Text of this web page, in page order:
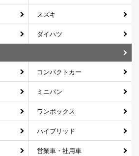
スズキ
ダイハツ
コンパクトカー
ミニバン
ワンボックス
ハイブリッド
営業車・社用車